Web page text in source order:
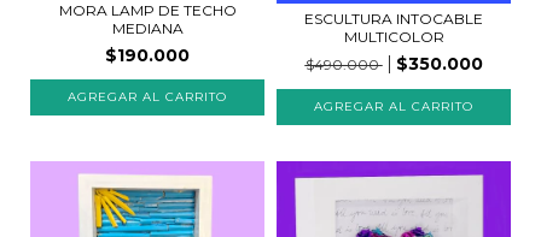
MORA LAMP DE TECHO
MEDIANA
$190.000
ESCULTURA INTOCABLE
MULTICOLOR
$490.000
$350.000